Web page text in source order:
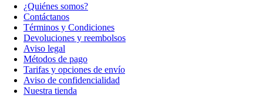
¿Quiénes somos?
Contáctanos
Términos y Condiciones
Devoluciones y reembolsos
Aviso legal
Métodos de pago
Tarifas y opciones de envío
Aviso de confidencialidad
Nuestra tienda